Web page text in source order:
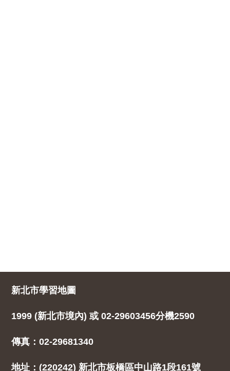
新北市學習地圖
1999 (新北市境內) 或 02-29603456分機2590
傳真：02-29681340
地址：(220242) 新北市板橋區中山路1段161號